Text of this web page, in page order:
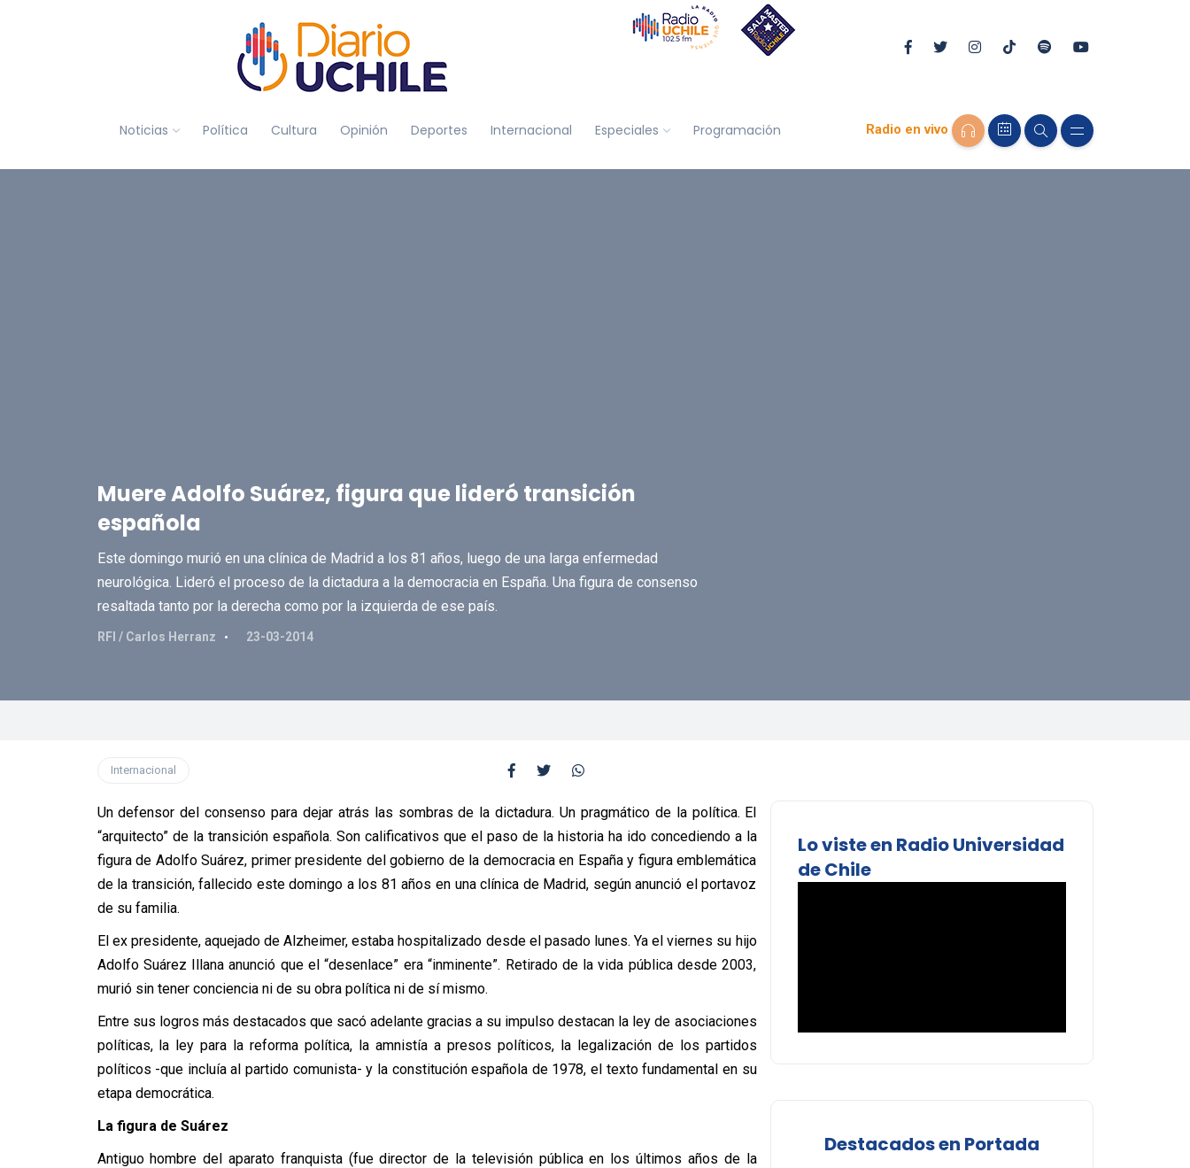
Noticias Política Cultura Opinión Deportes Internacional Especiales Programación Radio en vivo
Muere Adolfo Suárez, figura que lideró transición
española
Este domingo murió en una clínica de Madrid a los 81 años, luego de una larga enfermedad
neurológica. Lideró el proceso de la dictadura a la democracia en España. Una figura de consenso
resaltada tanto por la derecha como por la izquierda de ese país.
RFI / Carlos Herranz 23-03-2014
Internacional
Un defensor del consenso para dejar atrás las sombras de la dictadura. Un pragmático de la política. El
“arquitecto” de la transición española. Son calificativos que el paso de la historia ha ido concediendo a la
figura de Adolfo Suárez, primer presidente del gobierno de la democracia en España y figura emblemática
de la transición, fallecido este domingo a los 81 años en una clínica de Madrid, según anunció el portavoz
de su familia.
El ex presidente, aquejado de Alzheimer, estaba hospitalizado desde el pasado lunes. Ya el viernes su hijo
Adolfo Suárez Illana anunció que el “desenlace” era “inminente”. Retirado de la vida pública desde 2003,
murió sin tener conciencia ni de su obra política ni de sí mismo.
Entre sus logros más destacados que sacó adelante gracias a su impulso destacan la ley de asociaciones
políticas, la ley para la reforma política, la amnistía a presos políticos, la legalización de los partidos
políticos -que incluía al partido comunista- y la constitución española de 1978, el texto fundamental en su
etapa democrática.
La figura de Suárez
Antiguo hombre del aparato franquista (fue director de la televisión pública en los últimos años de la
Lo viste en Radio Universidad
de Chile
Destacados en Portada